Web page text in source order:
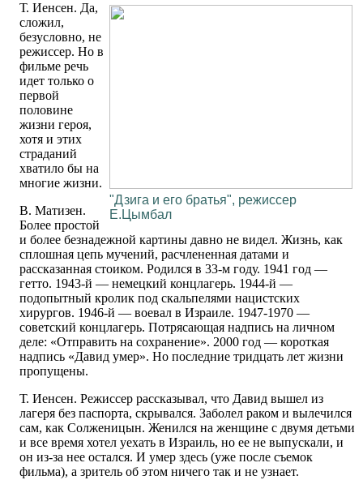
"Дзига и его братья", режиссер
Е.Цымбал
Т. Иенсен. Да,
сложил,
безусловно, не
режиссер. Но в
фильме речь
идет только о
первой
половине
жизни героя,
хотя и этих
страданий
хватило бы на
многие жизни.
В. Матизен.
Более простой
и более безнадежной картины давно не видел. Жизнь, как
сплошная цепь мучений, расчлененная датами и
рассказанная стоиком. Родился в 33-м году. 1941 год —
гетто. 1943-й — немецкий концлагерь. 1944-й —
подопытный кролик под скальпелями нацистских
хирургов. 1946-й — воевал в Израиле. 1947-1970 —
советский концлагерь. Потрясающая надпись на личном
деле: «Отправить на сохранение». 2000 год — короткая
надпись «Давид умер». Но последние тридцать лет жизни
пропущены.
Т. Иенсен. Режиссер рассказывал, что Давид вышел из
лагеря без паспорта, скрывался. Заболел раком и вылечился
сам, как Солженицын. Женился на женщине с двумя детьми
и все время хотел уехать в Израиль, но ее не выпускали, и
он из-за нее остался. И умер здесь (уже после съемок
фильма), а зритель об этом ничего так и не узнает.